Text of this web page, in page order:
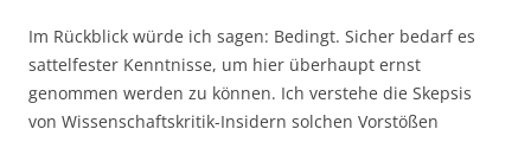
Im Rückblick würde ich sagen: Bedingt. Sicher bedarf es
sattelfester Kenntnisse, um hier überhaupt ernst
genommen werden zu können. Ich verstehe die Skepsis
von Wissenschaftskritik-Insidern solchen Vorstößen